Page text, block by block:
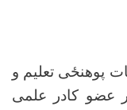
سال 1390 در چوکات پوهنځی تعلیم و
عضو کادر علمی